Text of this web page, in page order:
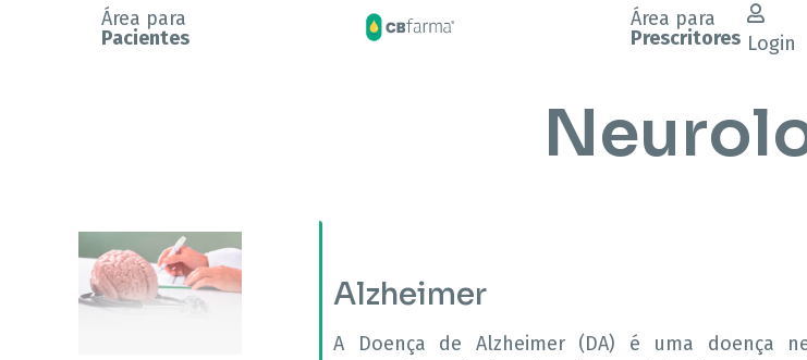
Área para
Pacientes
Área para
Prescritores Login
Alzheimer
A Doença de Alzheimer (DA) é uma doença